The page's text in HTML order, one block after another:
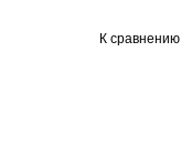
К сравнению